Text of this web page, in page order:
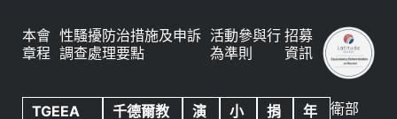
本會
章程
性騷擾防治措施及申訴
調查處理要點
活動參與行
為準則
招募
資訊
TGEEA
千德爾教
演
小
捐
年
衛部